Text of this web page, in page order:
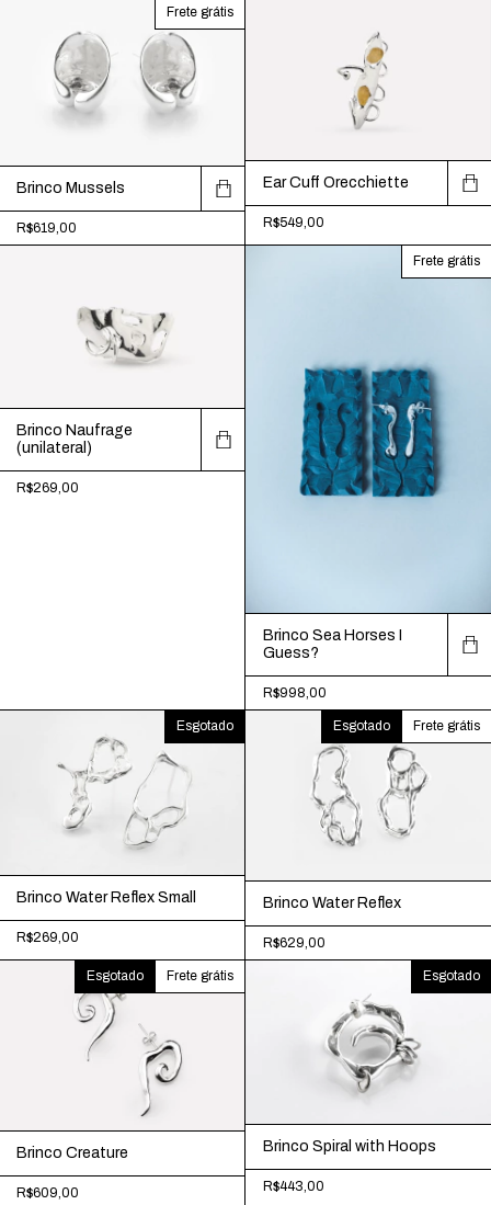
Frete grátis
Brinco Mussels
R$619,00
Ear Cuff Orecchiette
R$549,00
Brinco Naufrage
(unilateral)
R$269,00
Frete grátis
Brinco Sea Horses I
Guess?
R$998,00
Esgotado
Brinco Water Reflex Small
R$269,00
Esgotado Frete grátis
Brinco Water Reflex
R$629,00
Esgotado Frete grátis
Brinco Creature
R$609,00
Esgotado
Brinco Spiral with Hoops
R$443,00